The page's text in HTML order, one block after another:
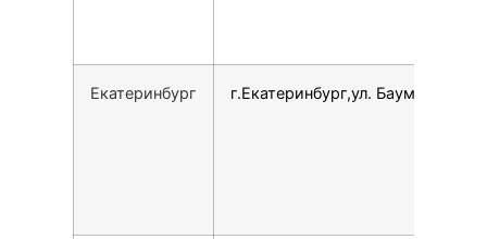
Екатеринбург г.Екатеринбург,ул. Баумана, 4Б